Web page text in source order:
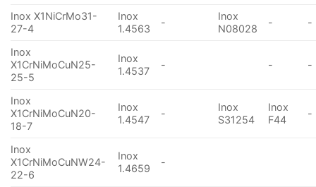
Inox X1NiCrMo31-
27-4
Inox
1.4563
-
Inox
N08028
- -
Inox
X1CrNiMoCuN25-
25-5
Inox
1.4537
- - -
Inox
X1CrNiMoCuN20-
18-7
Inox
1.4547
-
Inox
S31254
Inox
F44
-
Inox
X1CrNiMoCuNW24-
22-6
Inox
1.4659
-